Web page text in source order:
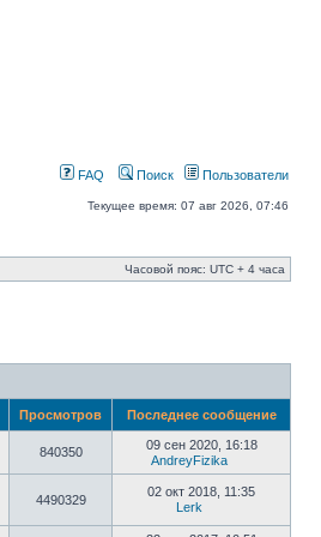
FAQ Поиск Пользователи
Текущее время: 07 авг 2026, 07:46
Часовой пояс: UTC + 4 часа
Просмотров Последнее сообщение
840350
09 сен 2020, 16:18
AndreyFizika
4490329
02 окт 2018, 11:35
Lerk